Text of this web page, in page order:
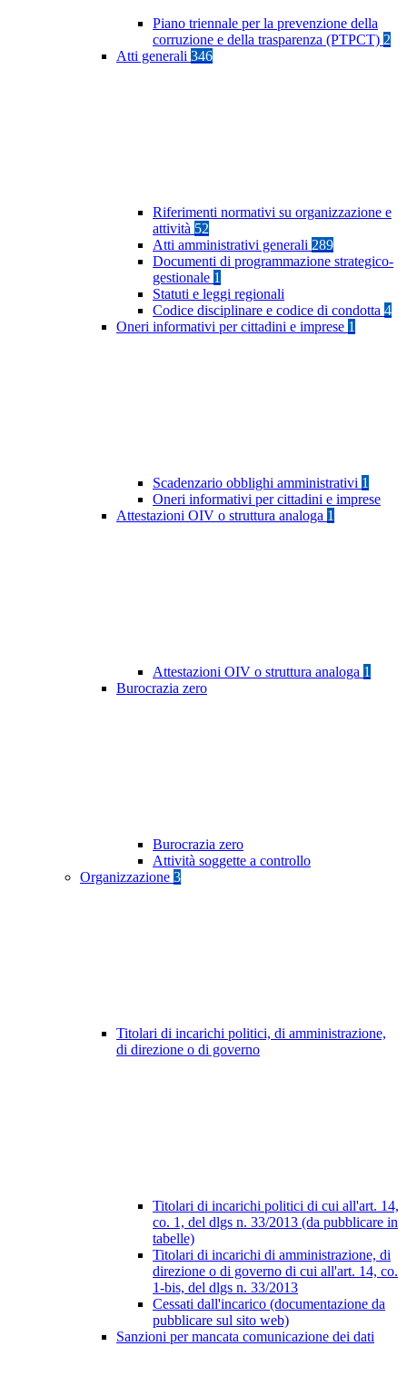
Piano triennale per la prevenzione della
corruzione e della trasparenza (PTPCT) 2
Atti generali 346
Riferimenti normativi su organizzazione e
attività 52
Atti amministrativi generali 289
Documenti di programmazione strategico-
gestionale 1
Statuti e leggi regionali
Codice disciplinare e codice di condotta 4
Oneri informativi per cittadini e imprese 1
Scadenzario obblighi amministrativi 1
Oneri informativi per cittadini e imprese
Attestazioni OIV o struttura analoga 1
Attestazioni OIV o struttura analoga 1
Burocrazia zero
Burocrazia zero
Attività soggette a controllo
Organizzazione 3
Titolari di incarichi politici, di amministrazione,
di direzione o di governo
Titolari di incarichi politici di cui all'art. 14,
co. 1, del dlgs n. 33/2013 (da pubblicare in
tabelle)
Titolari di incarichi di amministrazione, di
direzione o di governo di cui all'art. 14, co.
1-bis, del dlgs n. 33/2013
Cessati dall'incarico (documentazione da
pubblicare sul sito web)
Sanzioni per mancata comunicazione dei dati